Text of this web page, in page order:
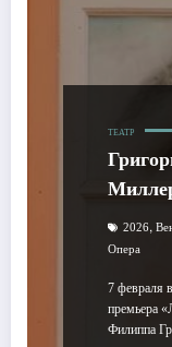
ТЕАТР
2026,
Опера
7 февраля
премьера
Филиппа